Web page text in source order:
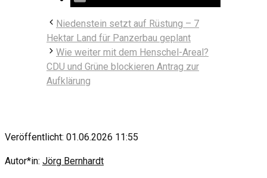
Niedenstein setzt auf Rüstung – 7
Hektar Land für Panzerbau geplant
Wie weiter mit dem Henschel-Areal?
CDU und Grüne blockieren Antrag zur
Aufklärung
Veröffentlicht: 01.06.2026 11:55
Autor*in: Jörg Bernhardt